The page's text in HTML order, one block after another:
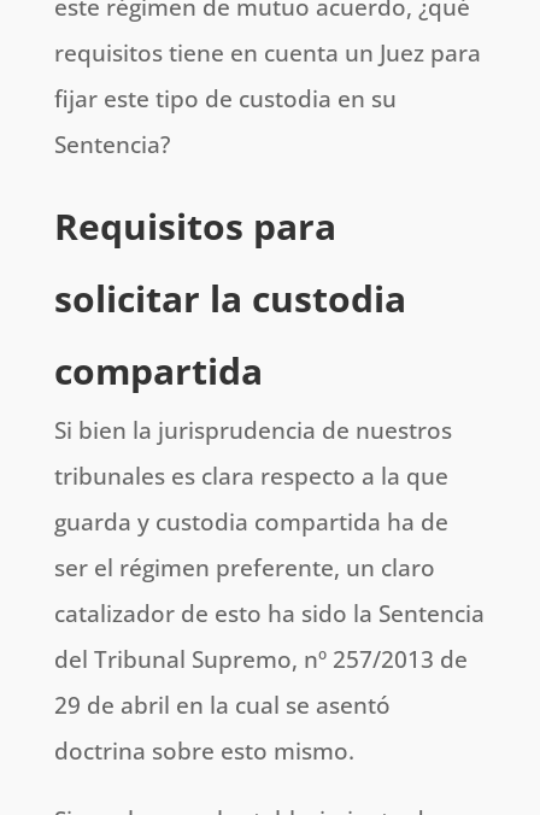
este régimen de mutuo acuerdo, ¿qué
requisitos tiene en cuenta un Juez para
fijar este tipo de custodia en su
Sentencia?
Requisitos para
solicitar la custodia
compartida
Si bien la jurisprudencia de nuestros
tribunales es clara respecto a la que
guarda y custodia compartida ha de
ser el régimen preferente, un claro
catalizador de esto ha sido la Sentencia
del Tribunal Supremo, nº 257/2013 de
29 de abril en la cual se asentó
doctrina sobre esto mismo.